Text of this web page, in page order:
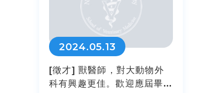
2024.05.13
[徵才] 獸醫師，對大動物外
科有興趣更佳。歡迎應屆畢業